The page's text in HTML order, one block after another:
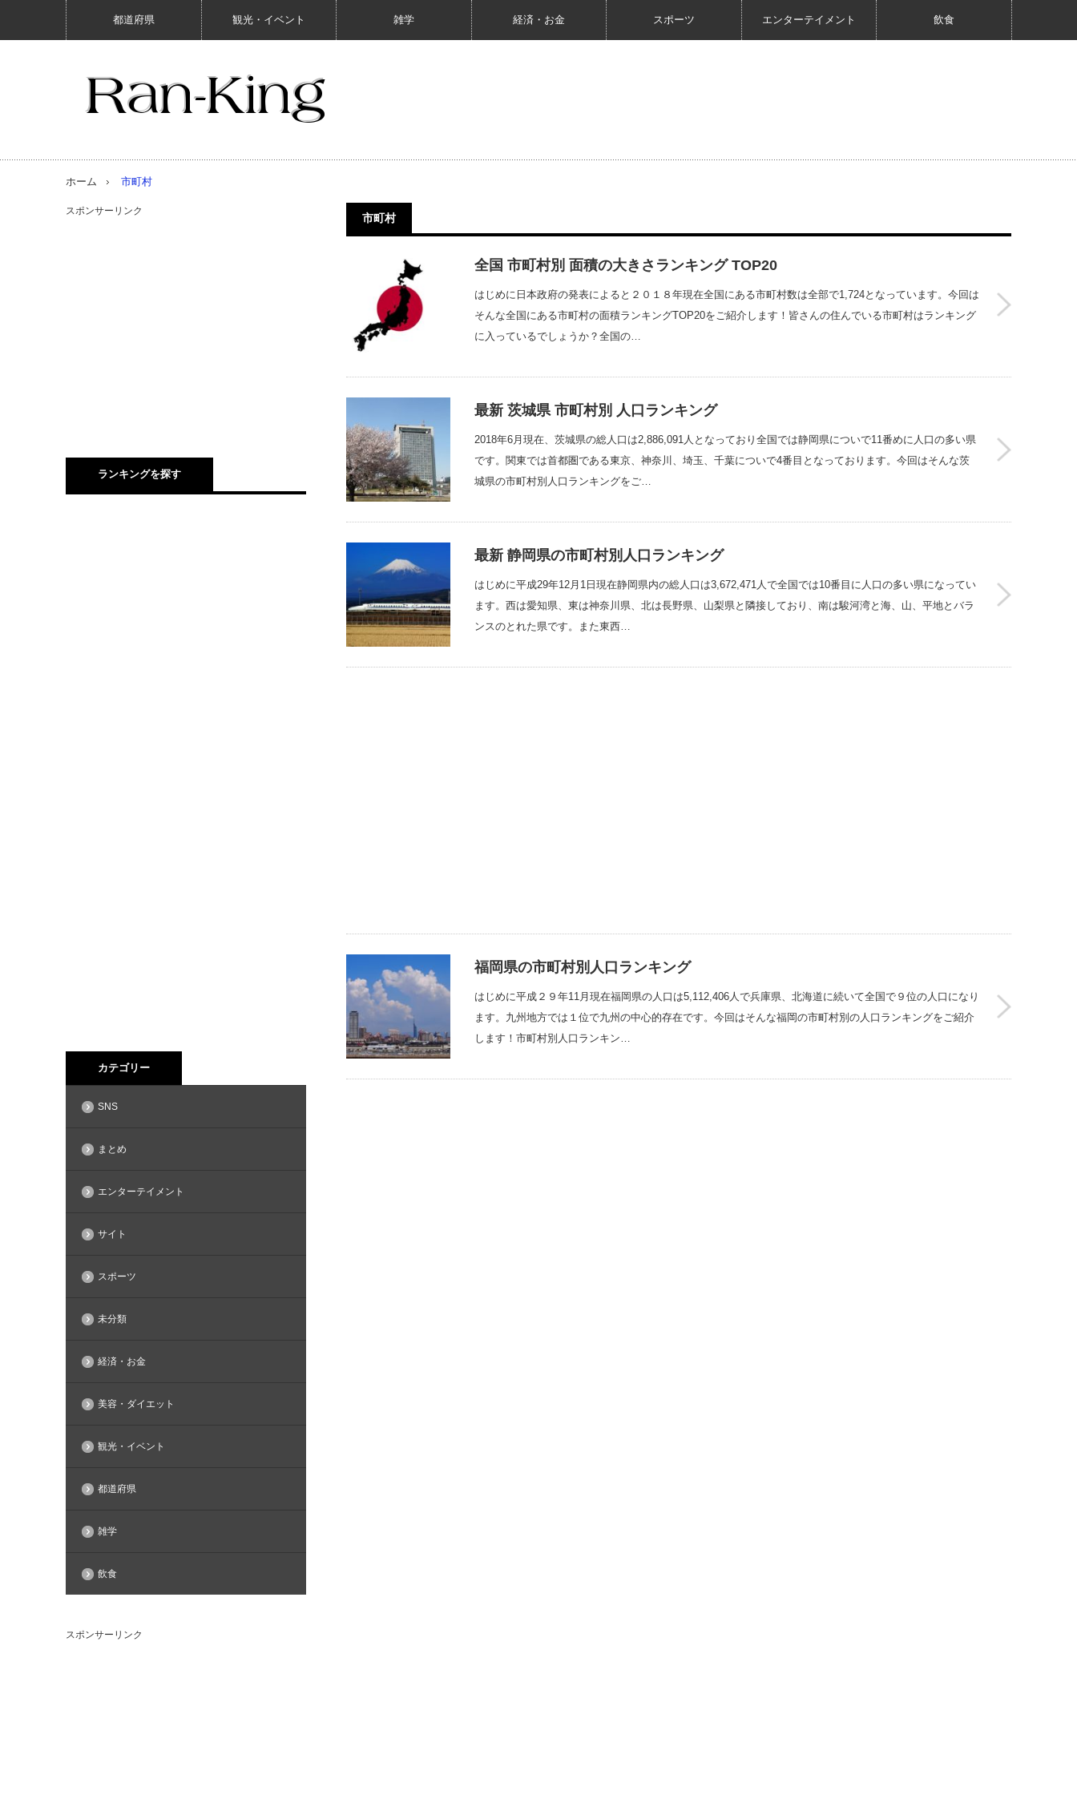
都道府県 観光・イベント 雑学 経済・お金 スポーツ エンターテイメント 飲食
ホーム 市町村
市町村
全国 市町村別 面積の大きさランキング TOP20
はじめに日本政府の発表によると２０１８年現在全国にある市町村数は全部で1,724となっています。今回は
そんな全国にある市町村の面積ランキングTOP20をご紹介します！皆さんの住んでいる市町村はランキング
に入っているでしょうか？全国の…
最新 茨城県 市町村別 人口ランキング
2018年6月現在、茨城県の総人口は2,886,091人となっており全国では静岡県についで11番めに人口の多い県
です。関東では首都圏である東京、神奈川、埼玉、千葉についで4番目となっております。今回はそんな茨
城県の市町村別人口ランキングをご…
最新 静岡県の市町村別人口ランキング
はじめに平成29年12月1日現在静岡県内の総人口は3,672,471人で全国では10番目に人口の多い県になってい
ます。西は愛知県、東は神奈川県、北は長野県、山梨県と隣接しており、南は駿河湾と海、山、平地とバラ
ンスのとれた県です。また東西…
福岡県の市町村別人口ランキング
はじめに平成２９年11月現在福岡県の人口は5,112,406人で兵庫県、北海道に続いて全国で９位の人口になり
ます。九州地方では１位で九州の中心的存在です。今回はそんな福岡の市町村別の人口ランキングをご紹介
します！市町村別人口ランキン…
スポンサーリンク
ランキングを探す
カテゴリー
SNS
まとめ
エンターテイメント
サイト
スポーツ
未分類
経済・お金
美容・ダイエット
観光・イベント
都道府県
雑学
飲食
スポンサーリンク